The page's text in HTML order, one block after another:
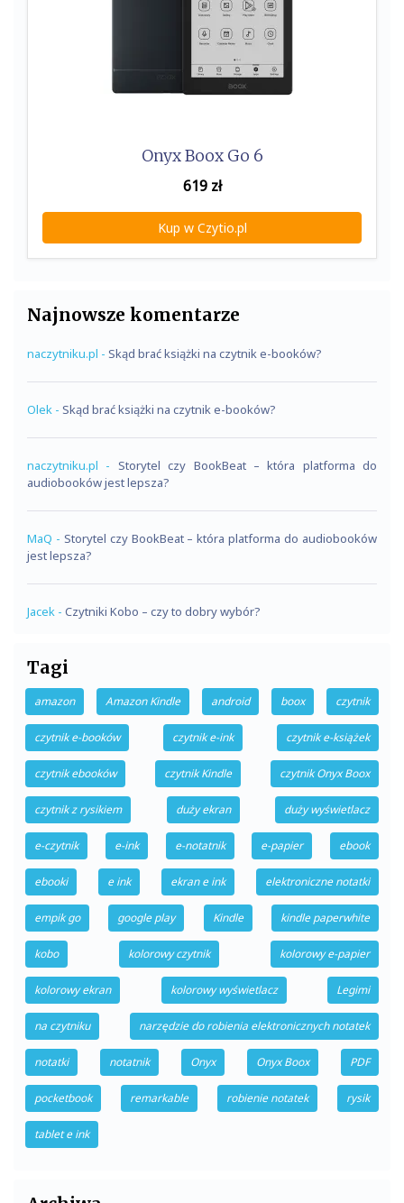
Onyx Boox Go 6
619zł
Kup w Czytio.pl
Najnowsze komentarze
naczytniku.pl - Skąd brać książki na czytnik e-booków?
Olek - Skąd brać książki na czytnik e-booków?
naczytniku.pl - Storytel czy BookBeat – która platforma do
audiobooków jest lepsza?
MaQ - Storytel czy BookBeat – która platforma do audiobooków
jest lepsza?
Jacek - Czytniki Kobo – czy to dobry wybór?
Tagi
amazon Amazon Kindle android boox czytnik
czytnik e-booków czytnik e-ink czytnik e-książek
czytnik ebooków czytnik Kindle czytnik Onyx Boox
czytnik z rysikiem duży ekran duży wyświetlacz
e-czytnik e-ink e-notatnik e-papier ebook
ebooki e ink ekran e ink elektroniczne notatki
empik go google play Kindle kindle paperwhite
kobo kolorowy czytnik kolorowy e-papier
kolorowy ekran kolorowy wyświetlacz Legimi
na czytniku narzędzie do robienia elektronicznych notatek
notatki notatnik Onyx Onyx Boox PDF
pocketbook remarkable robienie notatek rysik
tablet e ink